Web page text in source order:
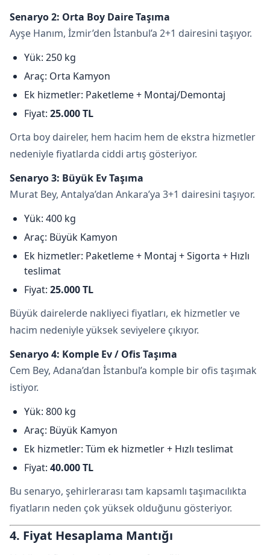
Senaryo 2: Orta Boy Daire Taşıma
Ayşe Hanım, İzmir’den İstanbul’a 2+1 dairesini taşıyor.
Yük: 250 kg
Araç: Orta Kamyon
Ek hizmetler: Paketleme + Montaj/Demontaj
Fiyat: 25.000 TL
Orta boy daireler, hem hacim hem de ekstra hizmetler
nedeniyle fiyatlarda ciddi artış gösteriyor.
Senaryo 3: Büyük Ev Taşıma
Murat Bey, Antalya’dan Ankara’ya 3+1 dairesini taşıyor.
Yük: 400 kg
Araç: Büyük Kamyon
Ek hizmetler: Paketleme + Montaj + Sigorta + Hızlı
teslimat
Fiyat: 25.000 TL
Büyük dairelerde nakliyeci fiyatları, ek hizmetler ve
hacim nedeniyle yüksek seviyelere çıkıyor.
Senaryo 4: Komple Ev / Ofis Taşıma
Cem Bey, Adana’dan İstanbul’a komple bir ofis taşımak
istiyor.
Yük: 800 kg
Araç: Büyük Kamyon
Ek hizmetler: Tüm ek hizmetler + Hızlı teslimat
Fiyat: 40.000 TL
Bu senaryo, şehirlerarası tam kapsamlı taşımacılıkta
fiyatların neden çok yüksek olduğunu gösteriyor.
4. Fiyat Hesaplama Mantığı